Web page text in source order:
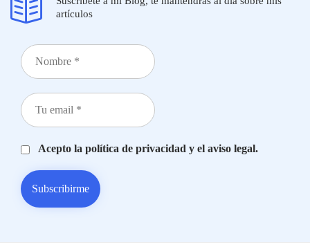
artículos
Acepto la política de privacidad y el aviso legal.